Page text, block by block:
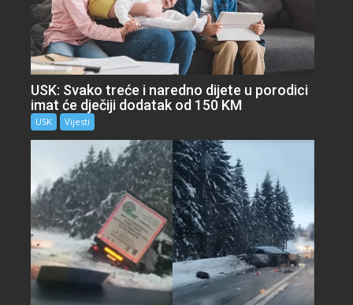
USK: Svako treće i naredno dijete u porodici
imat će dječiji dodatak od 150 KM
USK Vijesti